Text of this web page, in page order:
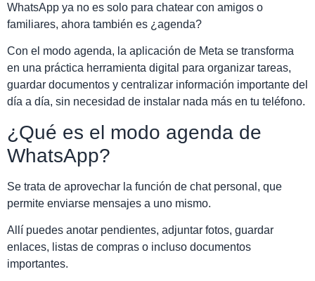
WhatsApp ya no es solo para chatear con amigos o
familiares, ahora también es ¿agenda?
Con el modo agenda, la aplicación de Meta se transforma
en una práctica herramienta digital para organizar tareas,
guardar documentos y centralizar información importante del
día a día, sin necesidad de instalar nada más en tu teléfono.
¿Qué es el modo agenda de
WhatsApp?
Se trata de aprovechar la función de chat personal, que
permite enviarse mensajes a uno mismo.
Allí puedes anotar pendientes, adjuntar fotos, guardar
enlaces, listas de compras o incluso documentos
importantes.